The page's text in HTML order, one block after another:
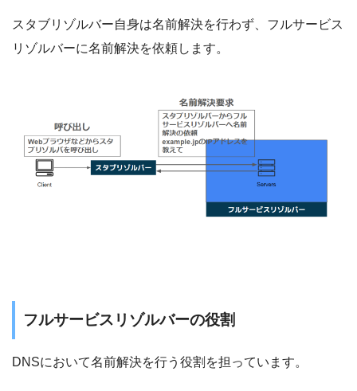
スタブリゾルバー自身は名前解決を行わず、フルサービス
リゾルバーに名前解決を依頼します。
フルサービスリゾルバーの役割
DNSにおいて名前解決を行う役割を担っています。